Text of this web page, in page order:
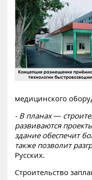
медицинского
- В планах —
развиваются
здание обеспечит
также позволит
Русских.
Строительство